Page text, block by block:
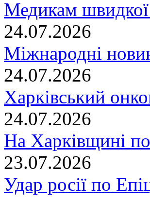
Медикам
24.07.2026
Міжнародні
24.07.2026
Харківський
24.07.2026
На Харківщині
23.07.2026
Удар росії по